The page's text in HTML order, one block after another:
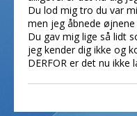
Du lod mig tro du var
men jeg åbnede
Du gav mig lige så lidt
jeg kender dig ikke og
DERFOR er det nu